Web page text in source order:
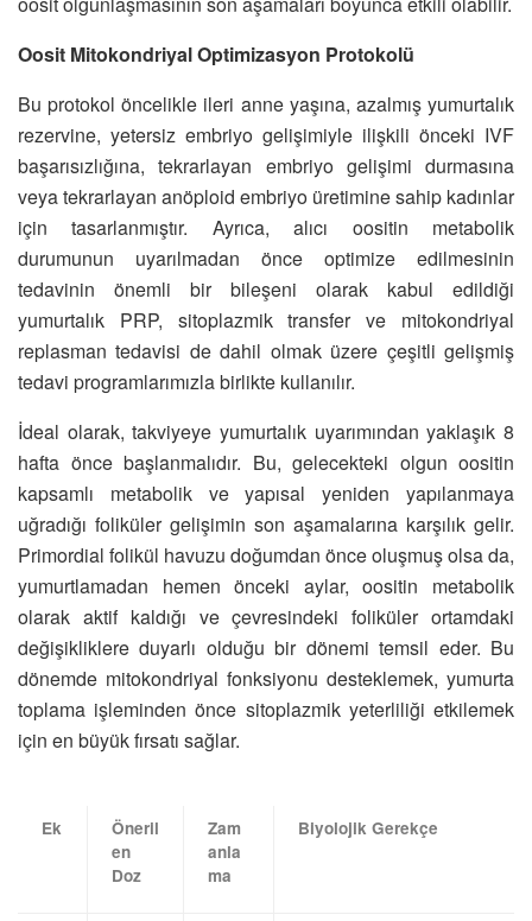
Oosit Mitokondriyal Optimizasyon Protokolü
Bu protokol öncelikle ileri anne yaşına, azalmış yumurtalık
rezervine, yetersiz embriyo gelişimiyle ilişkili önceki IVF
başarısızlığına, tekrarlayan embriyo gelişimi durmasına
veya tekrarlayan anöploid embriyo üretimine sahip kadınlar
için tasarlanmıştır. Ayrıca, alıcı oositin metabolik
durumunun uyarılmadan önce optimize edilmesinin
tedavinin önemli bir bileşeni olarak kabul edildiği
yumurtalık PRP, sitoplazmik transfer ve mitokondriyal
replasman tedavisi de dahil olmak üzere çeşitli gelişmiş
tedavi programlarımızla birlikte kullanılır.
İdeal olarak, takviyeye yumurtalık uyarımından yaklaşık 8
hafta önce başlanmalıdır. Bu, gelecekteki olgun oositin
kapsamlı metabolik ve yapısal yeniden yapılanmaya
uğradığı foliküler gelişimin son aşamalarına karşılık gelir.
Primordial folikül havuzu doğumdan önce oluşmuş olsa da,
yumurtlamadan hemen önceki aylar, oositin metabolik
olarak aktif kaldığı ve çevresindeki foliküler ortamdaki
değişikliklere duyarlı olduğu bir dönemi temsil eder. Bu
dönemde mitokondriyal fonksiyonu desteklemek, yumurta
toplama işleminden önce sitoplazmik yeterliliği etkilemek
için en büyük fırsatı sağlar.
Ek
Öneril
en
Doz
Zam
anla
ma
Biyolojik Gerekçe